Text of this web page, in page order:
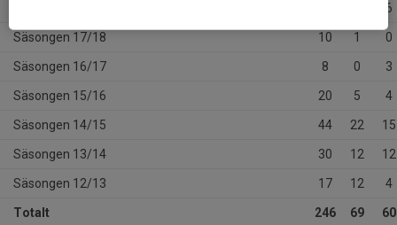
6
Säsongen 17/18 10 1 0
Säsongen 16/17 8 0 3
Säsongen 15/16 20 5 4
Säsongen 14/15 44 22 15
Säsongen 13/14 30 12 12
Säsongen 12/13 17 12 4
Totalt 246 69 60